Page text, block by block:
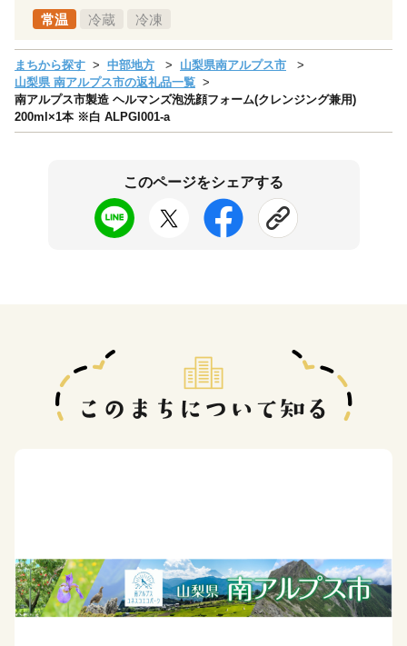
常温 冷蔵 冷凍
まちから探す 中部地方
山梨県南アルプス市
山梨県 南アルプス市の返礼品一覧
南アルプス市製造 ヘルマンズ泡洗顔フォーム(クレンジング兼用)
200ml×1本 ※白 ALPGI001-a
このページをシェアする